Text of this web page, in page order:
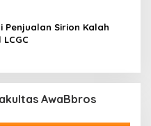
Penjualan Sirion Kalah
AwaBbros